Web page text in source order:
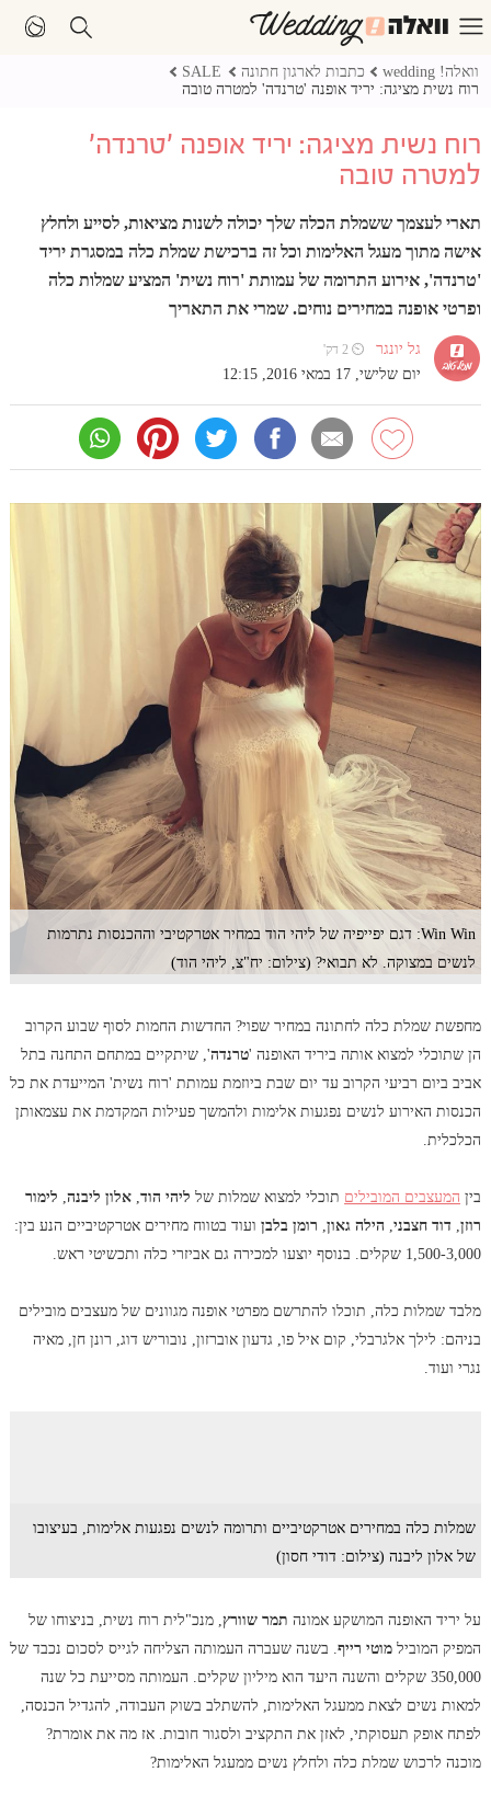
וואלה! wedding כתבות לארגון חתונה
SALE
רוח נשית מציגה: יריד אופנה 'טרנדה' למטרה טובה
רוח נשית מציגה: יריד אופנה 'טרנדה'
למטרה טובה
תארי לעצמך ששמלת הכלה שלך יכולה לשנות מציאות, לסייע ולחלץ
אישה מתוך מעגל האלימות וכל זה ברכישת שמלת כלה במסגרת יריד
'טרנדה', אירוע התרומה של עמותת 'רוח נשית' המציע שמלות כלה
ופרטי אופנה במחירים נוחים. שמרי את התאריך
גל יונגר ⏲ 2 דק'
יום שלישי, 17 במאי 2016, 12:15
Win Win: דגם יפייפיה של ליהי הוד במחיר אטרקטיבי וההכנסות נתרמות
לנשים במצוקה. לא תבואי? (צילום: יח"צ, ליהי הוד)
מחפשת שמלת כלה לחתונה במחיר שפוי? החדשות החמות לסוף שבוע הקרוב
הן שתוכלי למצוא אותה ביריד האופנה 'טרנדה', שיתקיים במתחם התחנה בתל
אביב ביום רביעי הקרוב עד יום שבת ביוזמת עמותת 'רוח נשית' המייעדת את כל
הכנסות האירוע לנשים נפגעות אלימות ולהמשך פעילות המקדמת את עצמאותן
הכלכלית.
בין המעצבים המובילים תוכלי למצוא שמלות של ליהי הוד, אלון ליבנה, לימור
רוזן, דוד חצבני, הילה גאון, רומן בלבןועוד בטווח מחירים אטרקטיביים הנע בין:
1,500-3,000 שקלים. בנוסף יוצעו למכירה גם אביזרי כלה ותכשיטי ראש.
מלבד שמלות כלה, תוכלו להתרשם מפרטי אופנה מגוונים של מעצבים מובילים
בניהם: לילך אלגרבלי, קום איל פו, גדעון אוברזון, נובוריש דוג, רונן חן, מאיה
נגרי ועוד.
שמלות כלה במחירים אטרקטיביים ותרומה לנשים נפגעות אלימות, בעיצובו
של אלון ליבנה (צילום: דודי חסון)
על יריד האופנה המושקע אמונה תמר שוורץ, מנכ"לית רוח נשית, בניצוחו של
המפיק המוביל מוטי רייף. בשנה שעברה העמותה הצליחה לגייס לסכום נכבד של
350,000 שקלים והשנה היעד הוא מיליון שקלים. העמותה מסייעת כל שנה
למאות נשים לצאת ממעגל האלימות, להשתלב בשוק העבודה, להגדיל הכנסה,
לפתח אופק תעסוקתי, לאזן את התקציב ולסגור חובות. אז מה את אומרת?
מוכנה לרכוש שמלת כלה ולחלץ נשים ממעגל האלימות?